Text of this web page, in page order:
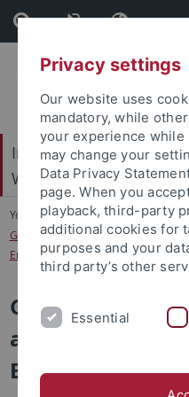
Skip
to
content
Skip
to
footer
Internationales
Wissenschaften (IZEW)
You are here: Startseite
...
Gesellschaftliche Transformationen
Entwicklung
auf dem Weg
Entwicklung
Privacy settings
Our website uses
mandatory, while
your experience while
may change your
Data Privacy
page. When you
playback, third-party
additional cookies for
purposes and your
third party’s other
Essential